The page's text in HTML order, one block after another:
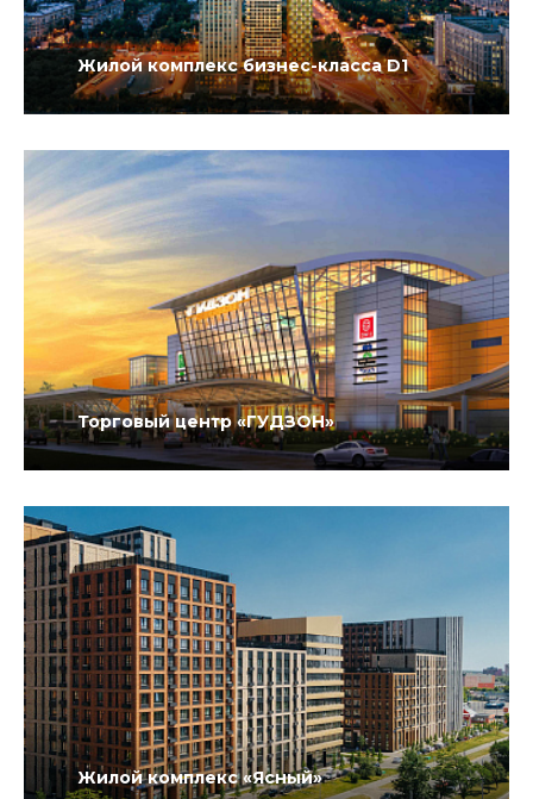
Жилой комплекс бизнес-класса D1
Торговый центр «ГУДЗОН»
Жилой комплекс «Ясный»